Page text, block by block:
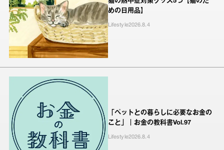
めの日用品】
Lifestyle2026.8.4
「ペットとの暮らしに必要なお金の
こと」｜お金の教科書Vol.97
Lifestyle2026.8.4